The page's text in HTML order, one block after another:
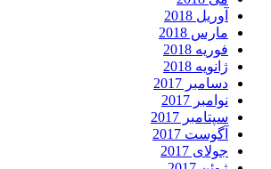
آوریل 2018
مارس 2018
فوریه 2018
ژانویه 2018
دسامبر 2017
نوامبر 2017
سپتامبر 2017
آگوست 2017
جولای 2017